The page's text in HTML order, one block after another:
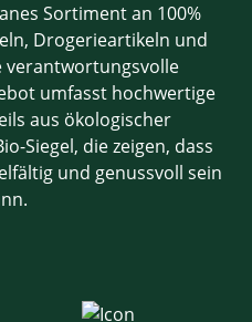
Sortiment an 100%
Drogerieartikeln und
verantwortungsvolle
umfasst hochwertige
aus ökologischer
Siegel, die zeigen, dass
und genussvoll sein